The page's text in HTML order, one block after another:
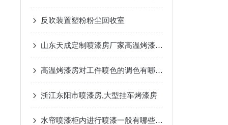
反吹装置塑粉粉尘回收室
山东天成定制喷漆房厂家高温烤漆房的流程
高温烤漆房对工件喷色的调色有哪些具体要求？
浙江东阳市喷漆房,大型挂车烤漆房
水帘喷漆柜内进行喷漆一般有哪些主要流程